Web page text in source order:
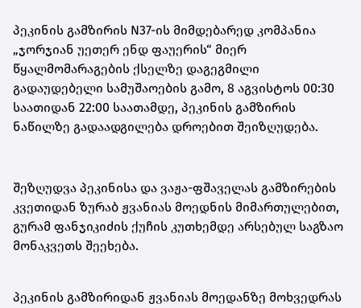
პეკინის გამზირის N37-ის მიმდებარედ კომპანია
„ჯორჯიან უეთერ ენდ ფაუერის“ მიერ
წყალმომარაგების ქსელზე დაგეგმილი
გადაუდებელი სამუშაოების გამო, 8 აგვისტოს 00:30
საათიდან 22:00 საათამდე, პეკინის გამზირის
ნაწილზე გადაადგილება დროებით შეიზღუდება.
შეზღუდვა პეკინისა და ვაჟა-ფშაველას გამზირების
კვეთიდან ზურაბ ჟვანიას მოედნის მიმართულებით,
გურამ ფანჯიკიძის ქუჩის კუთხემდე არსებულ საგზაო
მონაკვეთს შეეხება.
პეკინის გამზირიდან ჟვანიას მოედანზე მოხვედრას